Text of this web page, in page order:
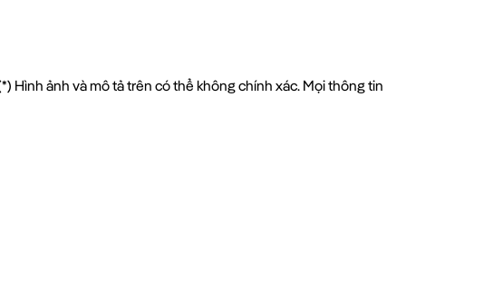
Hình ảnh và mô tả trên có thể không chính xác. Mọi thông tin